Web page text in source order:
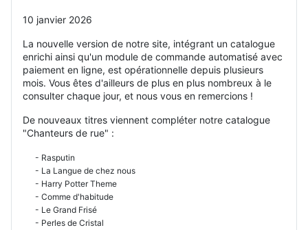
10 janvier 2026
La nouvelle version de notre site, intégrant un catalogue
enrichi ainsi qu'un module de commande automatisé avec
paiement en ligne, est opérationnelle depuis plusieurs
mois. Vous êtes d'ailleurs de plus en plus nombreux à le
consulter chaque jour, et nous vous en remercions !
De nouveaux titres viennent compléter notre catalogue
"Chanteurs de rue" :
- Rasputin
- La Langue de chez nous
- Harry Potter Theme
- Comme d'habitude
- Le Grand Frisé
- Perles de Cristal